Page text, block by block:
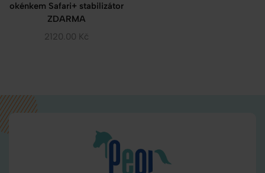
okénkem Safari+ stabilizátor
ZDARMA
2120.00 Kč